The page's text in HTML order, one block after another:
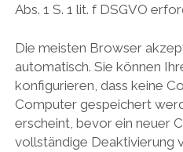
Abs. 1 S. 1 lit. f DSGVO
Die meisten Browser
automatisch. Sie können
konfigurieren, dass keine
Computer gespeichert
erscheint, bevor ein neuer
vollständige Deaktivierung